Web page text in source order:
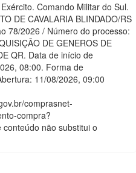
Comando Militar do Sul.
DE CAVALARIA BLINDADO/RS
78/2026 / Número do processo:
DE GENEROS DE
QR. Data de início de
08:00. Forma de
11/08/2026, 09:00
comprasnet-
compra?
não substitui o